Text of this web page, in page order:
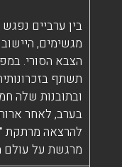
בין ערביים
מגשימים,
הצבא הסורי.
תשתף
ובתובנות שלה
בערב, לאחר
להרצאה מרתקת
מרגשת על עולם